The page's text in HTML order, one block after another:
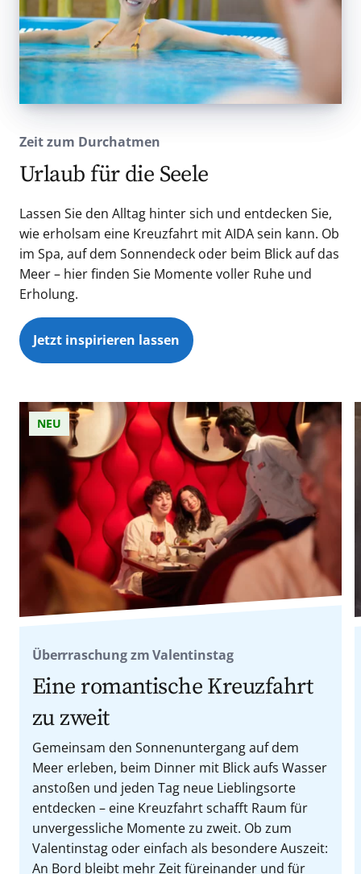
Zeit zum Durchatmen
Urlaub für die Seele
Lassen Sie den Alltag hinter sich und entdecken Sie,
wie erholsam eine Kreuzfahrt mit AIDA sein kann. Ob
im Spa, auf dem Sonnendeck oder beim Blick auf das
Meer – hier finden Sie Momente voller Ruhe und
Erholung.
Jetzt inspirieren lassen
NEU
Überrraschung zm Valentinstag
Eine romantische Kreuzfahrt
zu zweit
Gemeinsam den Sonnenuntergang auf dem
Meer erleben, beim Dinner mit Blick aufs Wasser
anstoßen und jeden Tag neue Lieblingsorte
entdecken – eine Kreuzfahrt schafft Raum für
unvergessliche Momente zu zweit. Ob zum
Valentinstag oder einfach als besondere Auszeit:
An Bord bleibt mehr Zeit füreinander und für